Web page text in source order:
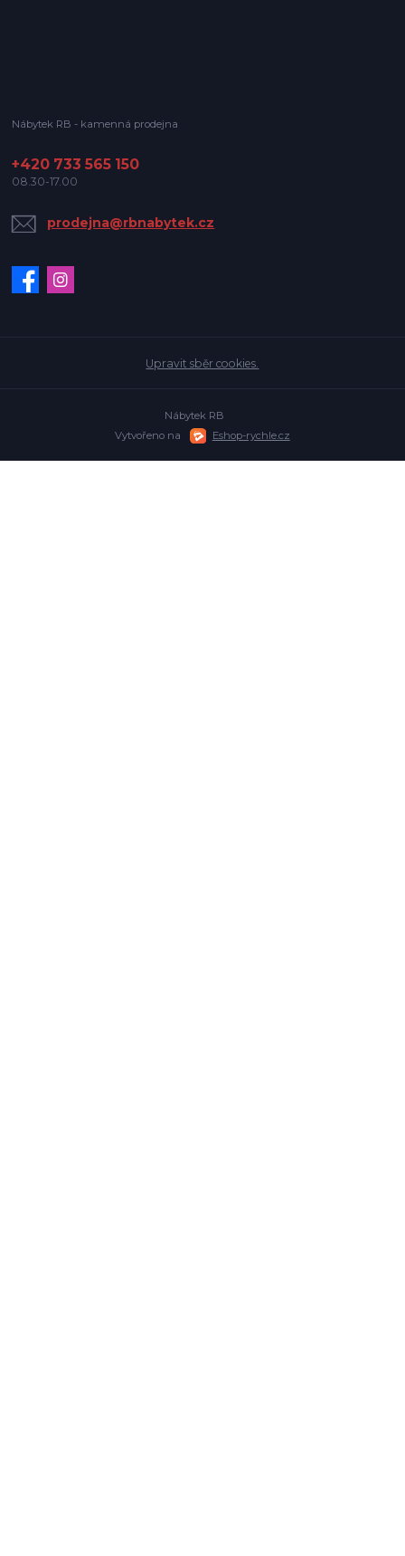
Nábytek RB - kamenná prodejna
+420 733 565 150
08.30-17.00
prodejna@rbnabytek.cz
Upravit sběr cookies.
Nábytek RB
Vytvořeno na
Eshop-rychle.cz